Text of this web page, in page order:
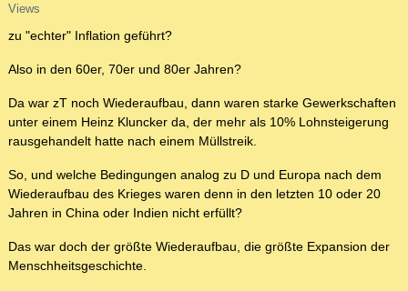
Views
zu "echter" Inflation geführt?
Also in den 60er, 70er und 80er Jahren?
Da war zT noch Wiederaufbau, dann waren starke Gewerkschaften
unter einem Heinz Kluncker da, der mehr als 10% Lohnsteigerung
rausgehandelt hatte nach einem Müllstreik.
So, und welche Bedingungen analog zu D und Europa nach dem
Wiederaufbau des Krieges waren denn in den letzten 10 oder 20
Jahren in China oder Indien nicht erfüllt?
Das war doch der größte Wiederaufbau, die größte Expansion der
Menschheitsgeschichte.